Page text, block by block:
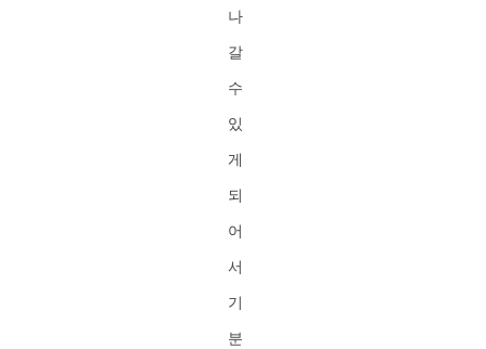
나
갈
수
있
게
되
어
서
기
분